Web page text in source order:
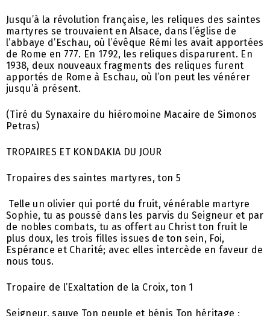
Jusqu’à la révolution française, les reliques des saintes
martyres se trouvaient en Alsace, dans l’église de
l’abbaye d’Eschau, où l’évêque Rémi les avait apportées
de Rome en 777. En 1792, les reliques disparurent. En
1938, deux nouveaux fragments des reliques furent
apportés de Rome à Eschau, où l’on peut les vénérer
jusqu’à présent.
(Tiré du Synaxaire du hiéromoine Macaire de Simonos
Petras)
TROPAIRES ET KONDAKIA DU JOUR
Tropaires des saintes martyres, ton 5
Telle un olivier qui porté du fruit, vénérable martyre
Sophie, tu as poussé dans les parvis du Seigneur et par
de nobles combats, tu as offert au Christ ton fruit le
plus doux, les trois filles issues de ton sein, Foi,
Espérance et Charité; avec elles intercède en faveur de
nous tous.
Tropaire de l’Exaltation de la Croix, ton 1
Seigneur, sauve Ton peuple et bénis Ton héritage ;